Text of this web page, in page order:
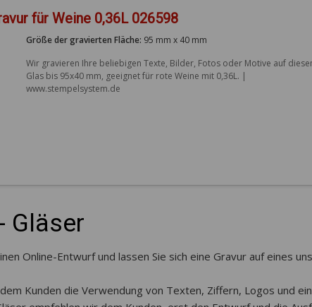
für Weine 0,36L 026598
Größe der gravierten Fläche: 95 mm x 40 mm
Wir gravieren Ihre beliebigen Texte, Bilder, Fotos oder Motive auf
Glas bis 95x40 mm, geeignet für rote Weine mit 0,36L. |
www.stempelsystem.de
Gläser
Online-Entwurf und lassen Sie sich eine Gravur auf eines
Kunden die Verwendung von Texten, Ziffern, Logos und